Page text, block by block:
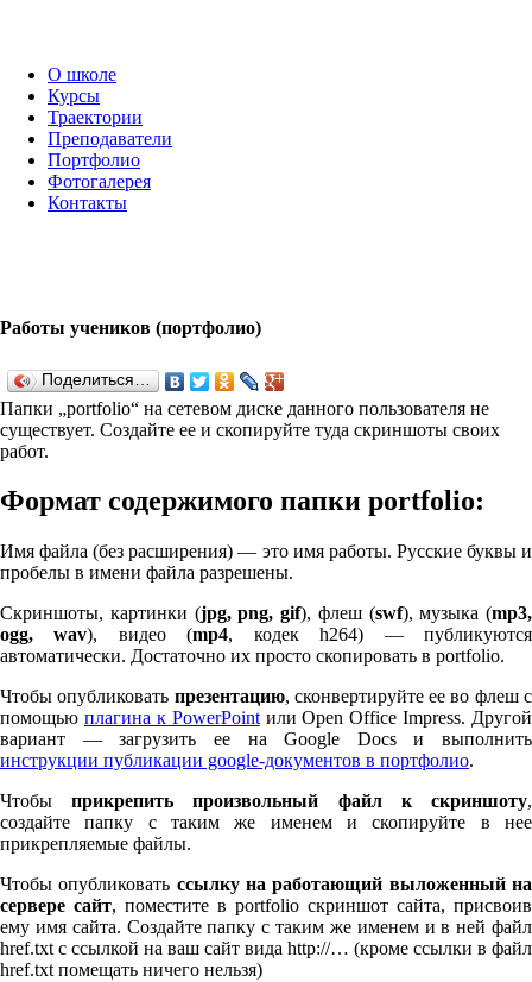
О школе
Курсы
Траектории
Преподаватели
Портфолио
Фотогалерея
Контакты
Работы учеников (портфолио)
Поделиться…
Папки „port­fo­lio“ на сетевом диске данного пользователя не
существует. Создайте ее и скопируйте туда скриншоты своих
работ.
Формат содержимого папки port­fo­lio:
Имя файла (без расширения) — это имя работы. Русские буквы и
пробелы в имени файла разрешены.
Скриншоты, картинки (jpg, png, gif), флеш (swf), музыка (mp3,
ogg, wav), видео (mp4, кодек h264) — публикуются
автоматически. Достаточно их просто скопировать в port­fo­lio.
Чтобы опубликовать презентацию, сконвертируйте ее во флеш с
помощью плагина к Pow­er­Pointили Open Office Impress. Другой
вариант — загрузить ее на Google Docs и выполнить
инструкции публикации google-документов в портфолио.
Чтобыприкрепить произвольный файл к скриншоту,
создайте папку с таким же именем и скопируйте в нее
прикрепляемые файлы.
Чтобы опубликовать ссылку на работающий выложенный на
сервере сайт, поместите в port­fo­lio скриншот сайта, присвоив
ему имя сайта. Создайте папку с таким же именем и в ней файл
href.txt с ссылкой на ваш сайт вида http://… (кроме ссылки в файл
href.txt помещать ничего нельзя)